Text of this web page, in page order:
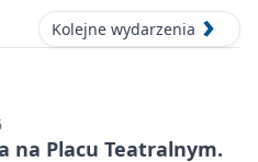
Kolejne wydarzenia
na Placu Teatralnym.